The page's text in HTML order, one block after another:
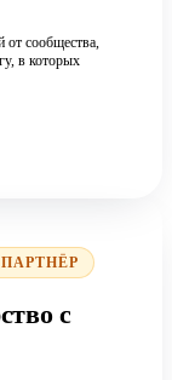
от сообщества,
в которых
с